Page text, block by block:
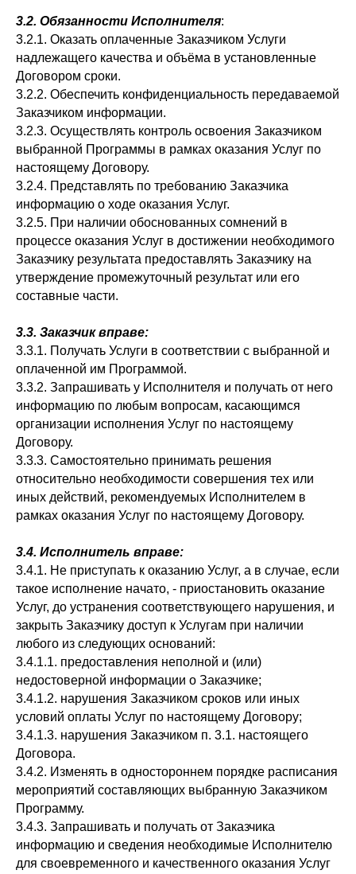
3.2. Обязанности Исполнителя:
3.2.1. Оказать оплаченные Заказчиком Услуги
надлежащего качества и объёма в установленные
Договором сроки.
3.2.2. Обеспечить конфиденциальность передаваемой
Заказчиком информации.
3.2.3. Осуществлять контроль освоения Заказчиком
выбранной Программы в рамках оказания Услуг по
настоящему Договору.
3.2.4. Представлять по требованию Заказчика
информацию о ходе оказания Услуг.
3.2.5. При наличии обоснованных сомнений в
процессе оказания Услуг в достижении необходимого
Заказчику результата предоставлять Заказчику на
утверждение промежуточный результат или его
составные части.
3.3. Заказчик вправе:
3.3.1. Получать Услуги в соответствии с выбранной и
оплаченной им Программой.
3.3.2. Запрашивать у Исполнителя и получать от него
информацию по любым вопросам, касающимся
организации исполнения Услуг по настоящему
Договору.
3.3.3. Самостоятельно принимать решения
относительно необходимости совершения тех или
иных действий, рекомендуемых Исполнителем в
рамках оказания Услуг по настоящему Договору.
3.4. Исполнитель вправе:
3.4.1. Не приступать к оказанию Услуг, а в случае, если
такое исполнение начато, - приостановить оказание
Услуг, до устранения соответствующего нарушения, и
закрыть Заказчику доступ к Услугам при наличии
любого из следующих оснований:
3.4.1.1. предоставления неполной и (или)
недостоверной информации о Заказчике;
3.4.1.2. нарушения Заказчиком сроков или иных
условий оплаты Услуг по настоящему Договору;
3.4.1.3. нарушения Заказчиком п. 3.1. настоящего
Договора.
3.4.2. Изменять в одностороннем порядке расписания
мероприятий составляющих выбранную Заказчиком
Программу.
3.4.3. Запрашивать и получать от Заказчика
информацию и сведения необходимые Исполнителю
для своевременного и качественного оказания Услуг